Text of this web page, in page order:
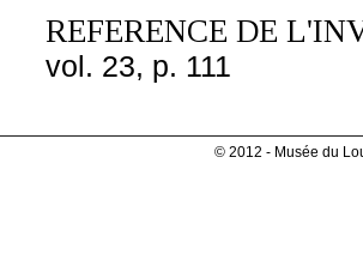
REFERENCE DE
vol. 23, p. 111
© 2012 - Musée du